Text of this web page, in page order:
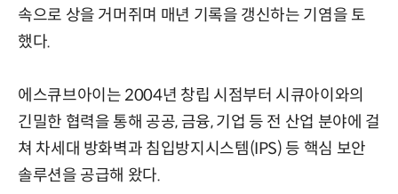
속으로 상을 거머쥐며 매년 기록을 갱신하는 기염을 토
했다.
에스큐브아이는 2004년 창립 시점부터 시큐아이와의
긴밀한 협력을 통해 공공, 금융, 기업 등 전 산업 분야에 걸
쳐 차세대 방화벽과 침입방지시스템(IPS) 등 핵심 보안
솔루션을 공급해 왔다.